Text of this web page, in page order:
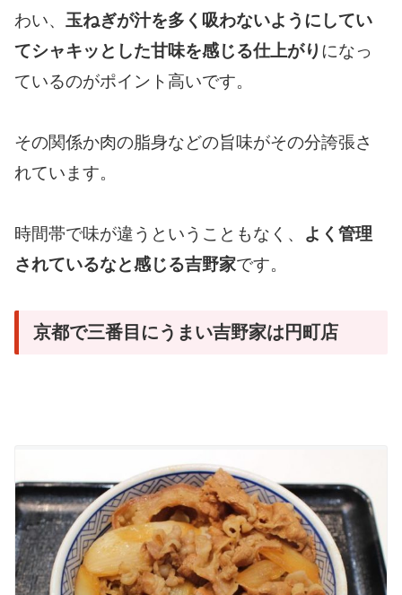
わい、 玉ねぎが汁を多く吸わないようにしてい
てシャキッとした甘味を感じる仕上がり になっ
ているのがポイント高いです。
その関係か肉の脂身などの旨味がその分誇張さ
れています。
時間帯で味が違うということもなく、 よく管理
されているなと感じる吉野家です。
京都で三番目にうまい吉野家は円町店